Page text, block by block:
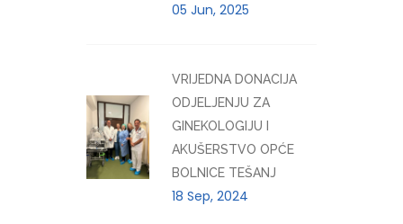
05 Jun, 2025
VRIJEDNA DONACIJA
ODJELJENJU ZA
GINEKOLOGIJU I
AKUŠERSTVO OPĆE
BOLNICE TEŠANJ
18 Sep, 2024